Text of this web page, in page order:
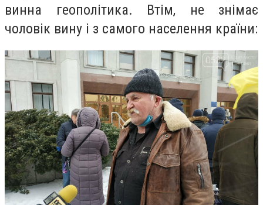
винна геополітика. Втім, не знімає
чоловік вину і з самого населення країни: